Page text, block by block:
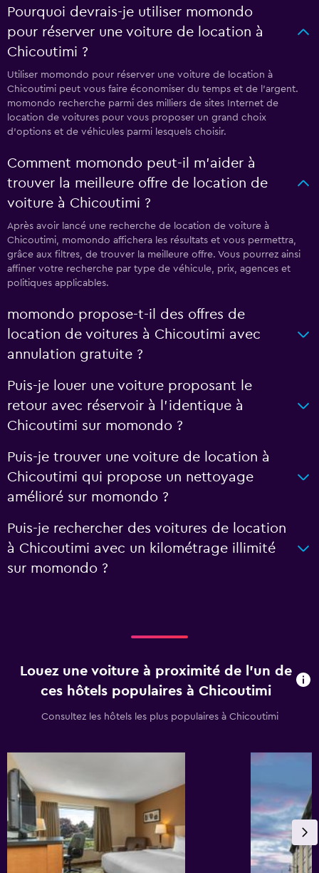
Pourquoi devrais-je utiliser momondo
pour réserver une voiture de location à
Chicoutimi ?
Utiliser momondo pour réserver une voiture de location à
Chicoutimi peut vous faire économiser du temps et de l'argent.
momondo recherche parmi des milliers de sites Internet de
location de voitures pour vous proposer un grand choix
d'options et de véhicules parmi lesquels choisir.
Comment momondo peut-il m’aider à
trouver la meilleure offre de location de
voiture à Chicoutimi ?
Après avoir lancé une recherche de location de voiture à
Chicoutimi, momondo affichera les résultats et vous permettra,
grâce aux filtres, de trouver la meilleure offre. Vous pourrez ainsi
affiner votre recherche par type de véhicule, prix, agences et
politiques applicables.
momondo propose-t-il des offres de
location de voitures à Chicoutimi avec
annulation gratuite ?
Puis-je louer une voiture proposant le
retour avec réservoir à l’identique à
Chicoutimi sur momondo ?
Puis-je trouver une voiture de location à
Chicoutimi qui propose un nettoyage
amélioré sur momondo ?
Puis-je rechercher des voitures de location
à Chicoutimi avec un kilométrage illimité
sur momondo ?
Louez une voiture à proximité de l’un de
ces hôtels populaires à Chicoutimi
Consultez les hôtels les plus populaires à Chicoutimi